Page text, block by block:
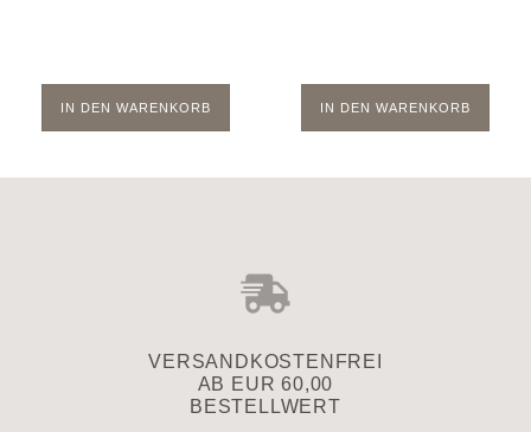
IN DEN WARENKORB IN DEN WARENKORB
VERSAND­KOSTENFREI
AB EUR 60,00
BESTELLWERT